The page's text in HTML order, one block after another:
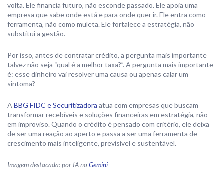
volta. Ele financia futuro, não esconde passado. Ele apoia uma
empresa que sabe onde está e para onde quer ir. Ele entra como
ferramenta, não como muleta. Ele fortalece a estratégia, não
substitui a gestão.
Por isso, antes de contratar crédito, a pergunta mais importante
talvez não seja “qual é a melhor taxa?”. A pergunta mais importante
é: esse dinheiro vai resolver uma causa ou apenas calar um
sintoma?
A BBG FIDC e Securitizadora atua com empresas que buscam
transformar recebíveis e soluções financeiras em estratégia, não
em improviso. Quando o crédito é pensado com critério, ele deixa
de ser uma reação ao aperto e passa a ser uma ferramenta de
crescimento mais inteligente, previsível e sustentável.
Imagem destacada: por IA noGemini